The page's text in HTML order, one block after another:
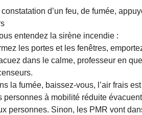
d’un feu, de fumée,
entendez la sirène incendie :
les portes et les fenêtres,
dans le calme, professeur en
la fumée, baissez-vous, l’air frais
personnes à mobilité réduite
personnes. Sinon, les PMR vont